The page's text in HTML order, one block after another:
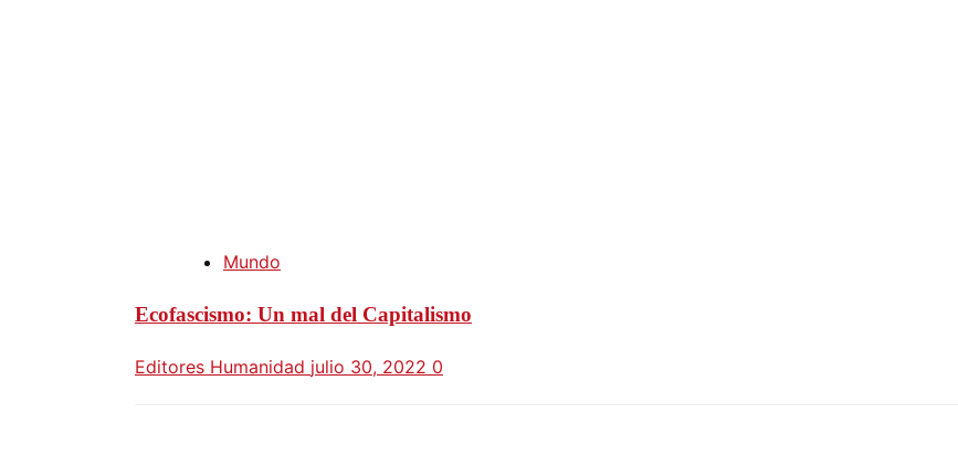
Mundo
Ecofascismo: Un mal del Capitalismo
Editores Humanidad julio 30, 2022 0